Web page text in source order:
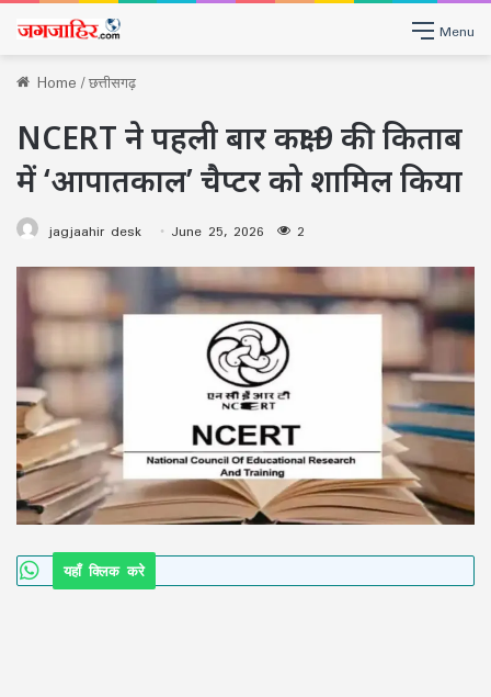
Menu
Home/छत्तीसगढ़
NCERT ने पहली बार कक्षा 9 की किताब
में ‘आपातकाल’ चैप्टर को शामिल किया
jagjaahir desk June 25, 2026 2
यहाँ क्लिक करे